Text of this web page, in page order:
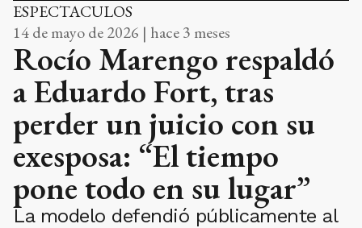
ESPECTACULOS
14 de mayo de 2026 | hace 3 meses
Rocío Marengo respaldó
a Eduardo Fort, tras
perder un juicio con su
exesposa: “El tiempo
pone todo en su lugar”
La modelo defendió públicamente al